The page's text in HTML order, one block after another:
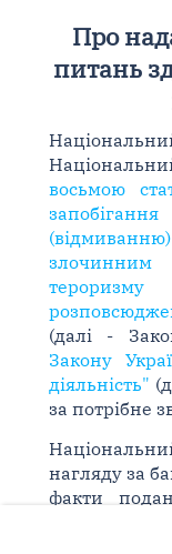
Про
питань
восьмою
(далі -
Закону
діяльність"
за потрібне
нагляду за
факти
запит